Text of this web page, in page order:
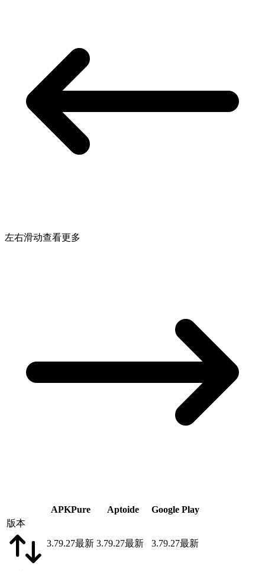
左右滑动查看更多
APKPure Aptoide
Google Play
版本
3.79.27最新 3.79.27最新 3.79.27最新